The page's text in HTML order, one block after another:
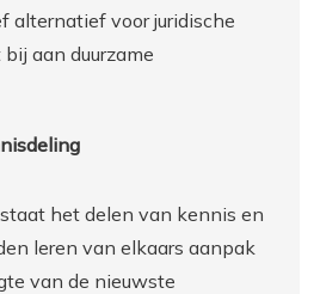
alternatief voor juridische
aan duurzame
het delen van kennis en
leren van elkaars aanpak
van de nieuwste